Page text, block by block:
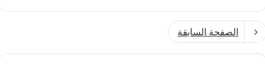
الصفحة السابقة